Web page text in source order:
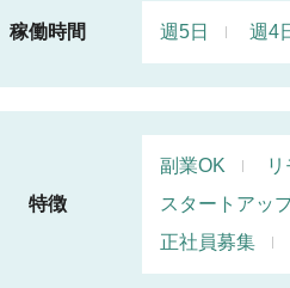
稼働時間 週5日 週4
特徴
副業OK
スタートアッ
正社員募集